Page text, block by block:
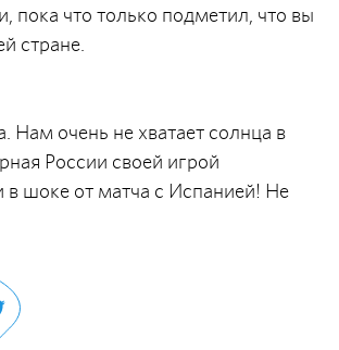
что только подметил, что вы
стране.
очень не хватает солнца в
России своей игрой
шоке от матча с Испанией! Не